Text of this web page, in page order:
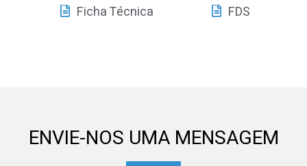
Ficha Técnica FDS
ENVIE-NOS UMA MENSAGEM